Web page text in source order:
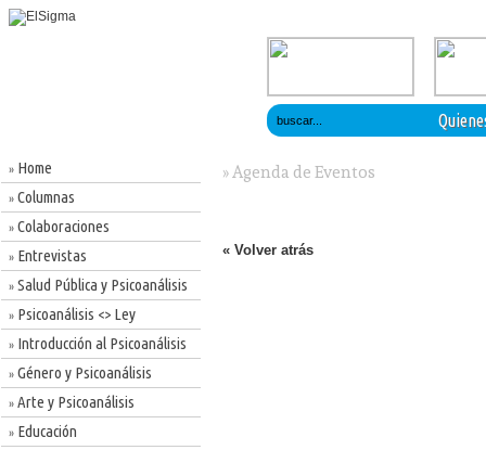
» Home
» Columnas
» Colaboraciones
» Entrevistas
» Salud Pública y Psicoanálisis
» Psicoanálisis <> Ley
» Introducción al Psicoanálisis
» Género y Psicoanálisis
» Arte y Psicoanálisis
» Educación
» Agenda de Eventos
« Volver atrás